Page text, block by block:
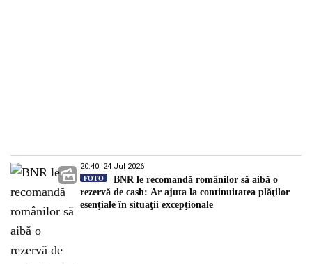
20:40, 24 Jul 2026
FOTO
BNR le recomandă românilor să aibă o
rezervă de cash: Ar ajuta la continuitatea plăţilor
esenţiale în situaţii excepţionale